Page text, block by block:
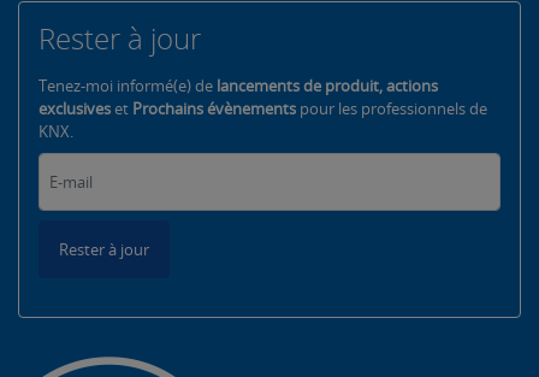
Rester à jour
Tenez-moi informé(e) de lancements de produit, actions
exclusiveset Prochains évènements pour les professionnels de
KNX.
Rester à jour